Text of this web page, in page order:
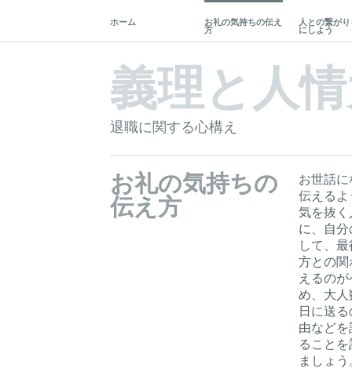
ホーム お礼の気持ちの伝え
方
人との繋が
にしよう
義理と人
退職に関する心構え
お礼の気持ちの
伝え方
お世話
伝える
気を抜
に、自
して、
方との
えるの
め、大
日に送
由など
ること
ましょ